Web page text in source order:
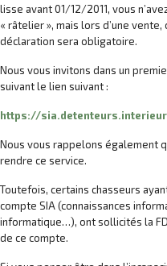
lisse avant 01/12/2011, vous
« râtelier », mais lors d’une
déclaration sera obligatoire.
Nous vous invitons dans un
suivant le lien suivant :
https://
Nous vous rappelons également
rendre ce service.
Toutefois, certains chasseurs
compte SIA (connaissances
informatique…), ont sollicités la
de ce compte.